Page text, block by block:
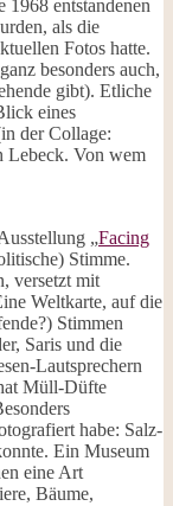
1968 entstandenen
als die
Fotos hatte.
besonders auch,
gibt). Etliche
eines
der Collage:
Lebeck. Von wem
„Facing
Stimme.
versetzt mit
Weltkarte, auf die
Stimmen
Saris und die
Lautsprechern
Müll-Düfte
habe: Salz-
Ein Museum
eine Art
Bäume,